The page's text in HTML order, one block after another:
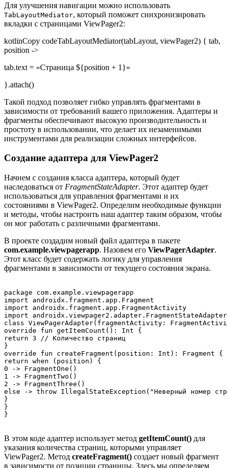
Для улучшения навигации можно использовать
TabLayoutMediator, который поможет синхронизировать
вкладки с страницами ViewPager2:
kotlinCopy codeTabLayoutMediator(tabLayout, viewPager2) { tab,
position ->
tab.text = «Страница ${position + 1}»
}.attach()
Такой подход позволяет гибко управлять фрагментами в
зависимости от требований вашего приложения. Адаптеры и
фрагменты обеспечивают высокую производительность и
простоту в использовании, что делает их незаменимыми
инструментами для реализации сложных интерфейсов.
Создание адаптера для ViewPager2
Начнем с создания класса адаптера, который будет
наследоваться от FragmentStateAdapter. Этот адаптер будет
использоваться для управления фрагментами и их
состояниями в ViewPager2. Определим необходимые функции
и методы, чтобы настроить наш адаптер таким образом, чтобы
он мог работать с различными фрагментами.
В проекте создадим новый файл адаптера в пакете
com.example.viewpagerapp. Назовем его ViewPagerAdapter.
Этот класс будет содержать логику для управления
фрагментами в зависимости от текущего состояния экрана.
package com.example.viewpagerapp
import androidx.fragment.app.Fragment
import androidx.fragment.app.FragmentActivity
import androidx.viewpager2.adapter.FragmentStateAdapter
class ViewPagerAdapter(fragmentActivity:
override fun getItemCount(): Int {
return 3 // Количество страниц
}
override fun createFragment(position: Int): Fragment {
return when (position) {
0 -> FragmentOne()
1 -> FragmentTwo()
2 -> FragmentThree()
else -> throw IllegalStateException("Неверный номер
}
}
В этом коде адаптер использует метод getItemCount() для
указания количества страниц, которыми управляет
ViewPager2. Метод createFragment() создает новый фрагмент
в зависимости от позиции страницы. Здесь мы определяем